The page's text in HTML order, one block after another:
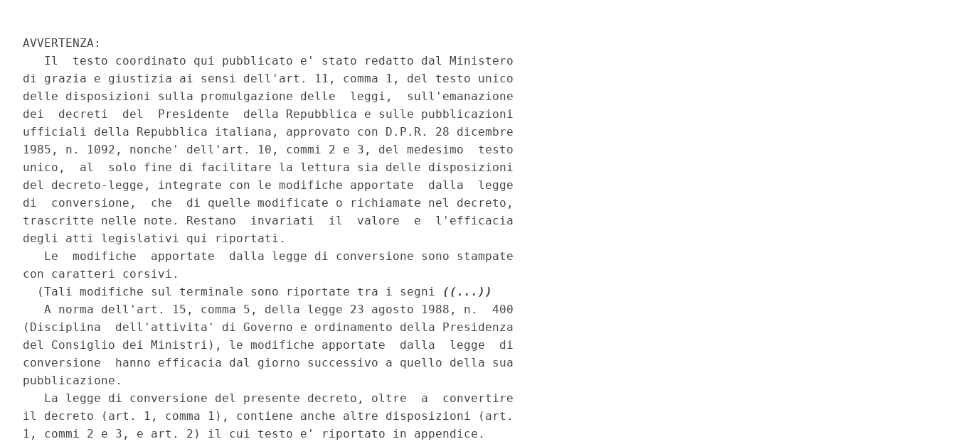
AVVERTENZA:
   Il  testo coordinato qui pubblicato e' stato redatto dal Ministero
di grazia e giustizia ai sensi dell'art. 11, comma 1, del testo unico
delle disposizioni sulla promulgazione delle  leggi,  sull'emanazione
dei  decreti  del  Presidente  della Repubblica e sulle pubblicazioni
ufficiali della Repubblica italiana, approvato con D.P.R. 28 dicembre
1985, n. 1092, nonche' dell'art. 10, commi 2 e 3, del medesimo  testo
unico,  al  solo fine di facilitare la lettura sia delle disposizioni
del decreto-legge, integrate con le modifiche apportate  dalla  legge
di  conversione,  che  di quelle modificate o richiamate nel decreto,
trascritte nelle note. Restano  invariati  il  valore  e  l'efficacia
degli atti legislativi qui riportati.
   Le  modifiche  apportate  dalla legge di conversione sono stampate
con caratteri corsivi.
  (Tali modifiche sul terminale sono riportate tra i segni
((...))
   A norma dell'art. 15, comma 5, della legge 23 agosto 1988, n.  400
(Disciplina  dell'attivita' di Governo e ordinamento della Presidenza
del Consiglio dei Ministri), le modifiche apportate  dalla  legge  di
conversione  hanno efficacia dal giorno successivo a quello della sua
pubblicazione.
   La legge di conversione del presente decreto, oltre  a  convertire
il decreto (art. 1, comma 1), contiene anche altre disposizioni (art.
1, commi 2 e 3, e art. 2) il cui testo e' riportato in appendice.